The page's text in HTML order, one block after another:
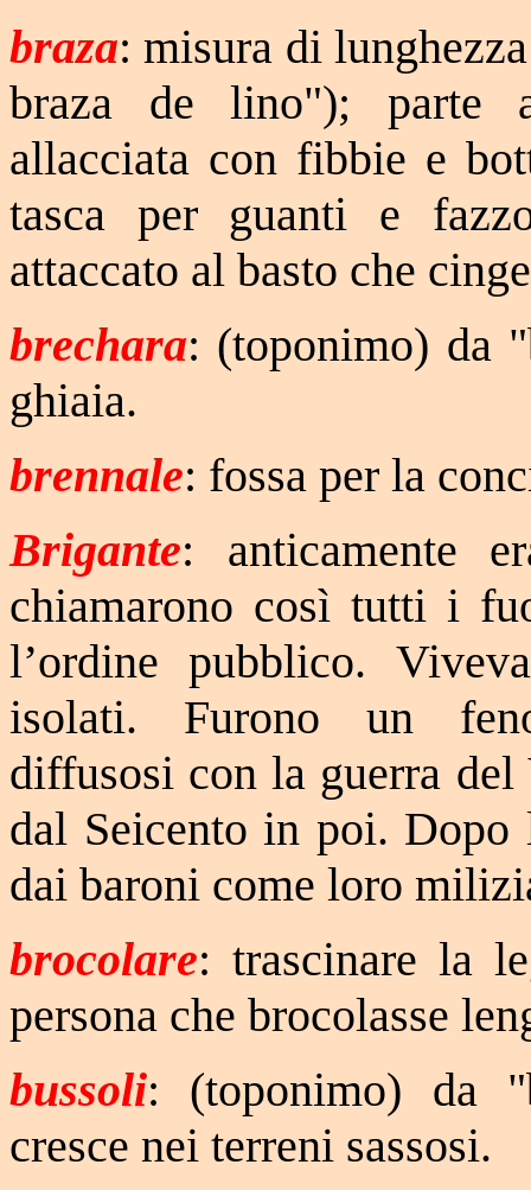
braza: misura di
braza de lino"); parte
allacciata con fibbie e
tasca per guanti e
attaccato al basto che
brechara: (toponimo) da
ghiaia.
brennale: fossa per la
Brigante: anticamente
chiamarono così tutti i
l’ordine pubblico.
isolati. Furono un
diffusosi con la guerra
dal Seicento in poi. Dopo
dai baroni come loro
brocolare: trascinare la
persona che brocolasse
bussoli: (toponimo) da
cresce nei terreni sassosi.